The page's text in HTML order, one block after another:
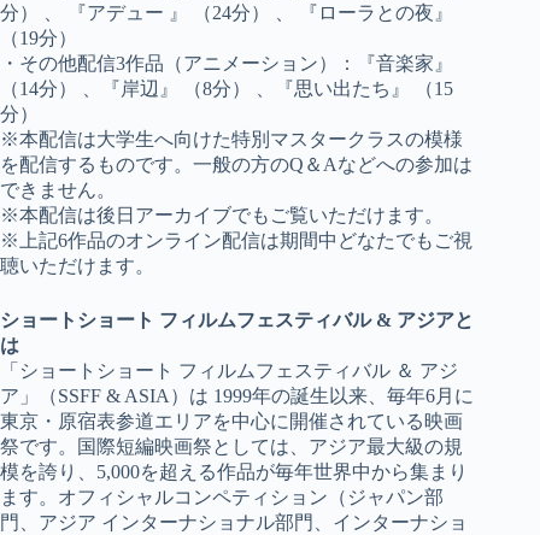
分） 、 『アデュー 』 （24分） 、 『ローラとの夜』
（19分）
・その他配信3作品（アニメーション）：『音楽家』
（14分） 、『岸辺』 （8分） 、『思い出たち』 （15
分）
※本配信は大学生へ向けた特別マスタークラスの模様
を配信するものです。一般の方のQ＆Aなどへの参加は
できません。
※本配信は後日アーカイブでもご覧いただけます。
※上記6作品のオンライン配信は期間中どなたでもご視
聴いただけます。
ショートショート フィルムフェスティバル & アジアと
は
「ショートショート フィルムフェスティバル ＆ アジ
ア」（SSFF & ASIA）は 1999年の誕生以来、毎年6月に
東京・原宿表参道エリアを中心に開催されている映画
祭です。国際短編映画祭としては、アジア最大級の規
模を誇り、5,000を超える作品が毎年世界中から集まり
ます。オフィシャルコンペティション（ジャパン部
門、アジア インターナショナル部門、インターナショ